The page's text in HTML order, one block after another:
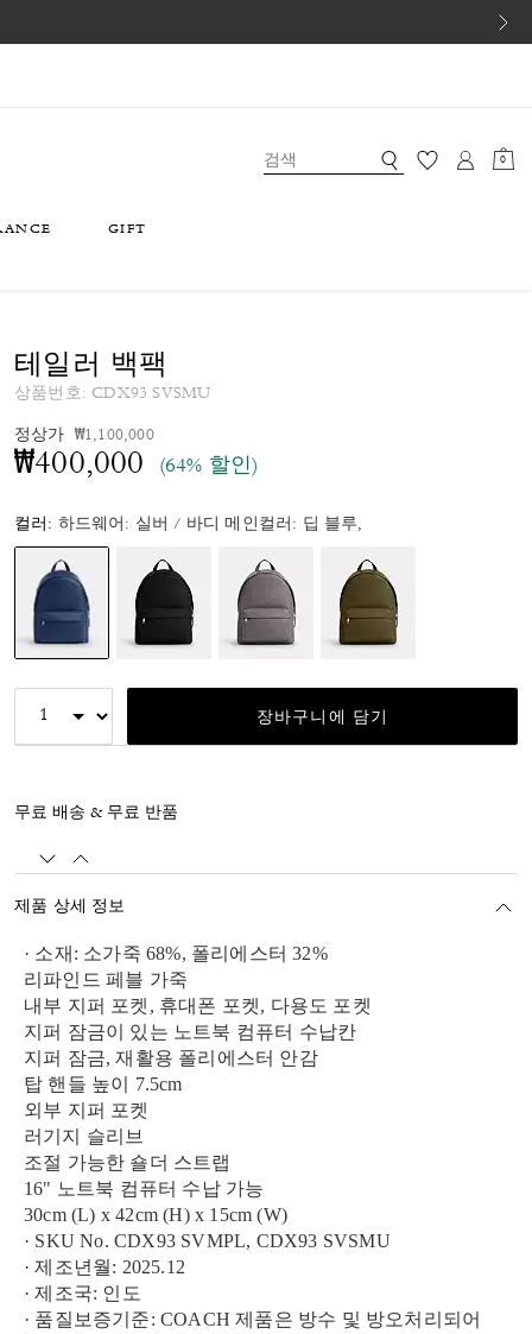
0
GIFT
테일러 백팩
상품번호: CDX93 SVSMU
정상가 가격 인하 전
₩1,100,000인하됨
₩400,000 (64% 할인)
컬러: 하드웨어: 실버 / 바디 메인컬러: 딥 블루,
장바구니에 담기
무료 배송 & 무료 반품
제품 상세 정보
· 소재: 소가죽 68%, 폴리에스터 32%
리파인드 페블 가죽
내부 지퍼 포켓, 휴대폰 포켓, 다용도 포켓
지퍼 잠금이 있는 노트북 컴퓨터 수납칸
지퍼 잠금, 재활용 폴리에스터 안감
탑 핸들 높이 7.5cm
외부 지퍼 포켓
러기지 슬리브
조절 가능한 숄더 스트랩
16" 노트북 컴퓨터 수납 가능
30cm (L) x 42cm (H) x 15cm (W)
· SKU No. CDX93 SVMPL, CDX93 SVSMU
· 제조년월: 2025.12
· 제조국: 인도
· 품질보증기준: COACH 제품은 방수 및 방오처리되어